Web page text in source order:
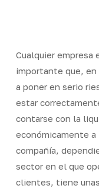
contentCualquier empresa
importante que,
a poner en serio
estar
contarse con la
económicamente a
compañía,
sector en el que
clientes, tiene